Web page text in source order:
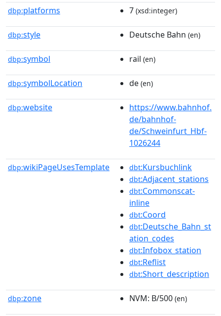
dbp:platforms 7 (xsd:integer)
dbp:style Deutsche Bahn (en)
dbp:symbol rail (en)
dbp:symbolLocation de (en)
dbp:website
https://www.bahnhof.
de/bahnhof-
de/Schweinfurt_Hbf-
1026244
dbp:wikiPageUsesTemplate dbt:Kursbuchlink
dbt:Adjacent_stations
dbt:Commonscat-
inline
dbt:Coord
dbt:Deutsche_Bahn_st
ation_codes
dbt:Infobox_station
dbt:Reflist
dbt:Short_description
dbp:zone NVM: B/500 (en)